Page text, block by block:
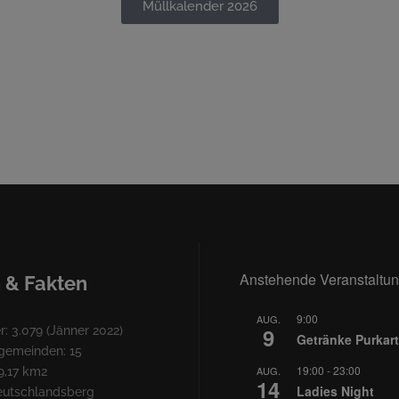
Müllkalender 2026
Fakten
3.079 (Jänner 2022)
15
km2
Anstehende
AUG.
9
9:00
Getränke Purkart
AUG.
14
19:00 -23:00
Ladies Night